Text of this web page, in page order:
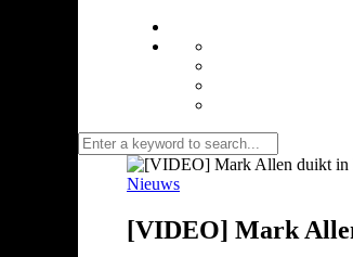
Nieuws
[VIDEO] Mark